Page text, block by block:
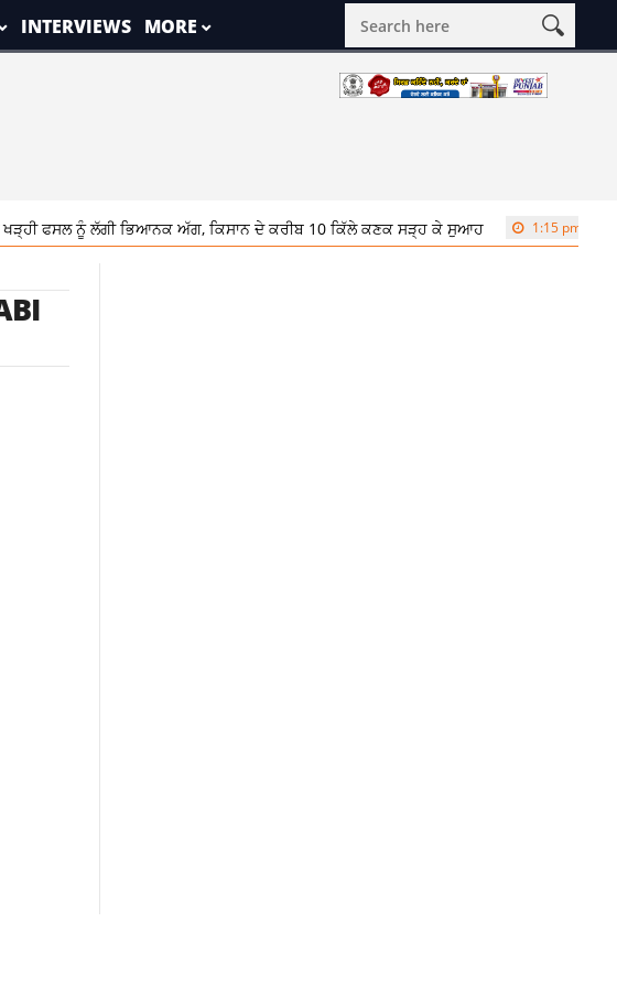
INTERVIEWS MORE
ਫਸਲ ਨੂੰ ਲੱਗੀ ਭਿਆਨਕ ਅੱਗ, ਕਿਸਾਨ ਦੇ ਕਰੀਬ 10 ਕਿੱਲੇ ਕਣਕ ਸੜ੍ਹ ਕੇ ਸੁਆਹ 1:15 pm